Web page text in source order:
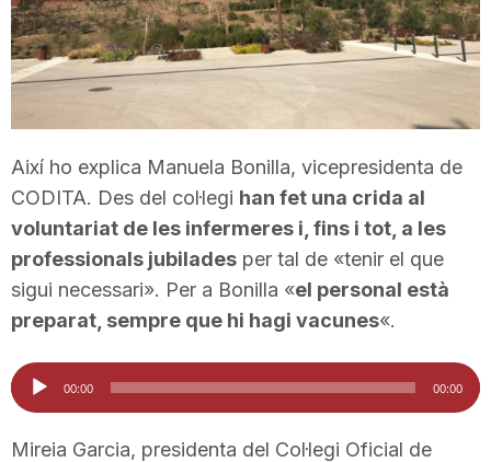
a
a
g
o
Així ho explica Manuela Bonilla, vicepresidenta de
CODITA. Des del col·legi han fet una crida al
voluntariat de les infermeres i, fins i tot, a les
professionals jubilades per tal de «tenir el que
sigui necessari». Per a Bonilla «el personal està
preparat, sempre que hi hagi vacunes«.
Reproductor
d'àudio
00:00 00:00
Mireia Garcia, presidenta del Col·legi Oficial de